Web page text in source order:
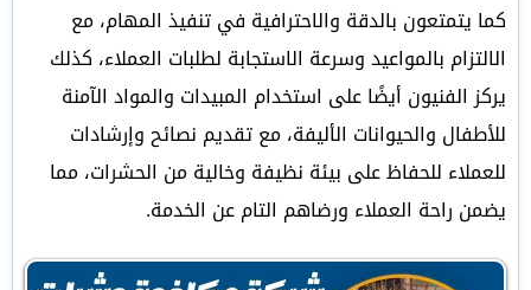
كما يتمتعون بالدقة والاحترافية في تنفيذ المهام، مع
الالتزام بالمواعيد وسرعة الاستجابة لطلبات العملاء، كذلك
يركز الفنيون أيضًا على استخدام المبيدات والمواد الآمنة
للأطفال والحيوانات الأليفة، مع تقديم نصائح وإرشادات
للعملاء للحفاظ على بيئة نظيفة وخالية من الحشرات، مما
يضمن راحة العملاء ورضاهم التام عن الخدمة.